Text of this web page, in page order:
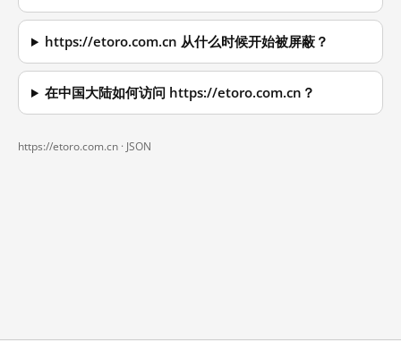
https://etoro.com.cn 从什么时候开始被屏蔽？
在中国大陆如何访问 https://etoro.com.cn？
https://etoro.com.cn · JSON